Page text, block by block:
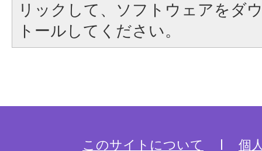
リックして、ソフトウェアをダ
トールしてください。
このサイトについて
個